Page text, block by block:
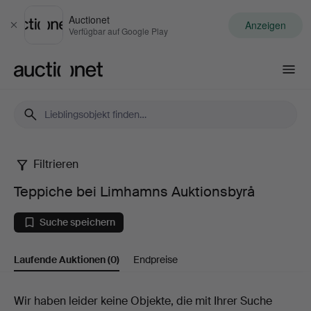
Schließen
Auctionet
Verfügbar auf Google Play Anzeigen
Teppiche
bei
Limhamns
Auktionsbyrå
Filtrieren
Teppiche bei Limhamns Auktionsbyrå
Suche speichern
Laufende Auktionen(0) Endpreise
Laufende
Wir haben leider keine Objekte, die mit Ihrer Suche